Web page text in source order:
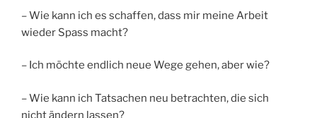
– Wie kann ich es schaffen, dass mir meine Arbeit
wieder Spass macht?
– Ich möchte endlich neue Wege gehen, aber wie?
– Wie kann ich Tatsachen neu betrachten, die sich
nicht ändern lassen?